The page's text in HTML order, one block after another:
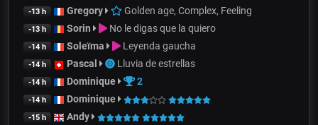
-13 h Gregory Golden age, Complex, Feeling
-13 h Sorin No le digas que la quiero
-14 h Soleïma Leyenda gaucha
-14 h Pascal Lluvia de estrellas
-14 h Dominique 2
-14 h Dominique
-15 h Andy